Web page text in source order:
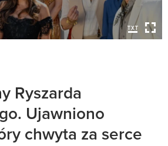
Ryszarda
Ujawniono
chwyta za serce